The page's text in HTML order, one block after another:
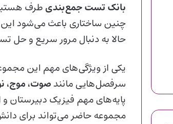
بانک تست جمع‌بندی طرف
چنین ساختاری باعث می‌شود این
حالا به دنبال مرور سریع و حل
یکی از ویژگی‌های مهم این
سرفصل‌هایی مانند صوت، موج،
پایه‌های مهم فیزیک دبیرستان
مجموعه حاضر می‌تواند برای